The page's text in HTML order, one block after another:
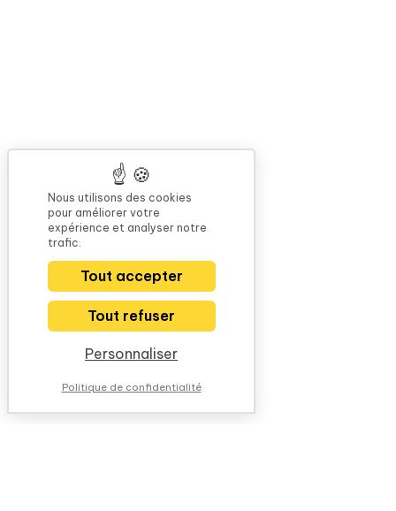
Nous utilisons des cookies
pour améliorer votre
expérience et analyser notre
trafic.
Tout accepter
Tout refuser
Personnaliser
Politique de confidentialité